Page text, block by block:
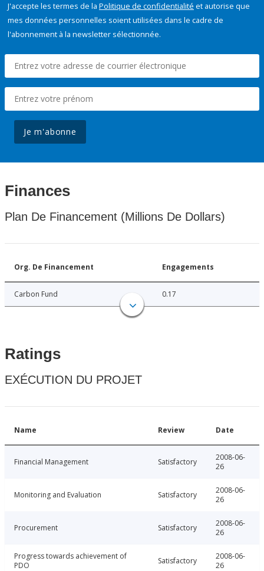
J'accepte les termes de la Politique de confidentialité et autorise que
mes données personnelles soient utilisées dans le cadre de
l'abonnement à la newsletter sélectionnée.
Je m'abonne
Finances
Plan De Financement (Millions De Dollars)
Org. De Financement Engagements
Carbon Fund 0.17
Ratings
EXÉCUTION DU PROJET
Name Review Date
Financial Management Satisfactory
2008-06-
26
Monitoring and Evaluation Satisfactory
2008-06-
26
Procurement Satisfactory
2008-06-
26
Progress towards achievement of
PDO
Satisfactory
2008-06-
26